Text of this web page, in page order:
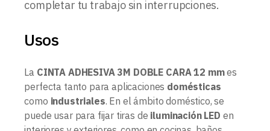
completar tu trabajo sin interrupciones.
Usos
La CINTA ADHESIVA 3M DOBLE CARA 12 mmes
perfecta tanto para aplicaciones domésticas
como industriales. En el ámbito doméstico, se
puede usar para fijar tiras de iluminación LED en